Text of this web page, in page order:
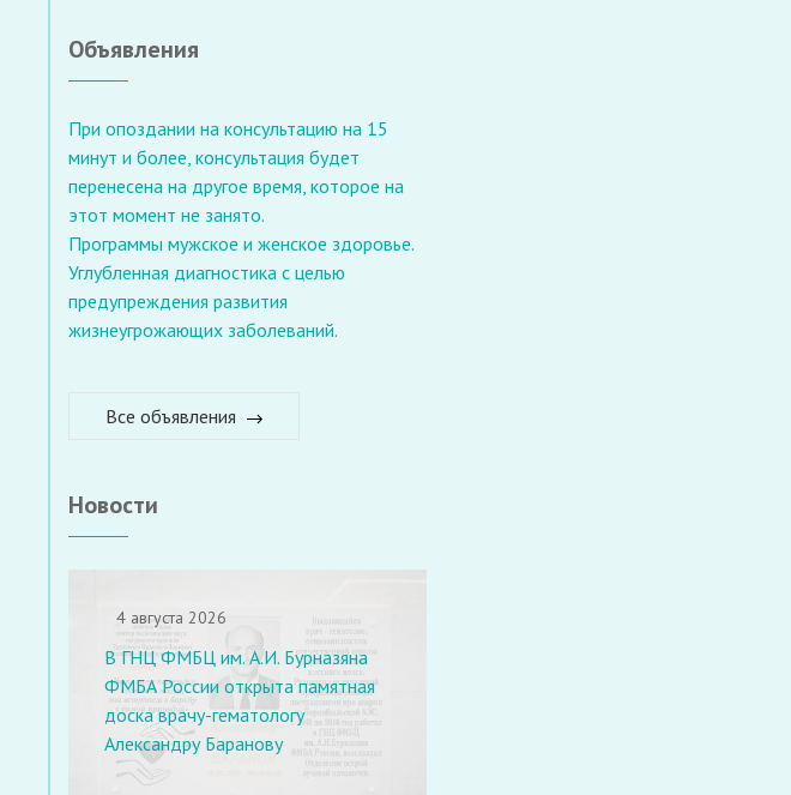
Объявления
При опоздании на консультацию на 15
минут и более, консультация будет
перенесена на другое время, которое на
этот момент не занято.
Программы мужское и женское здоровье.
Углубленная диагностика с целью
предупреждения развития
жизнеугрожающих заболеваний.
Все объявления
Новости
4 августа 2026
В ГНЦ ФМБЦ им. А.И. Бурназяна
ФМБА России открыта памятная
доска врачу-гематологу
Александру Баранову